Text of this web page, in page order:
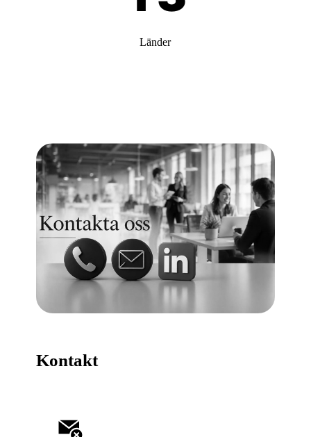
Länder
Kontakt